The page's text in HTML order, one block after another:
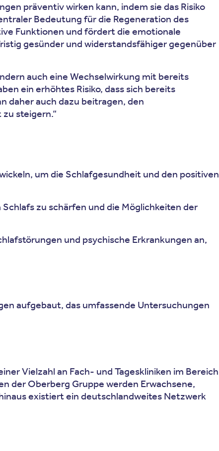
präventiv wirken kann, indem sie das Risiko
Bedeutung für die Regeneration des
Funktionen und fördert die emotionale
gesünder und widerstandsfähiger gegenüber
auch eine Wechselwirkung mit bereits
ein erhöhtes Risiko, dass sich bereits
daher auch dazu beitragen, den
steigern.“
um die Schlafgesundheit und den positiven
zu schärfen und die Möglichkeiten der
und psychische Erkrankungen an,
aufgebaut, das umfassende Untersuchungen
Vielzahl an Fach- und Tageskliniken im Bereich
der Oberberg Gruppe werden Erwachsene,
existiert ein deutschlandweites Netzwerk